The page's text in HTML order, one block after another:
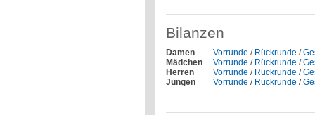
Bilanzen
Damen Vorrunde / Rückrunde /
Mädchen
Vorrunde / Rückrunde /
Herren
Vorrunde / Rückrunde /
Jungen
Vorrunde / Rückrunde /